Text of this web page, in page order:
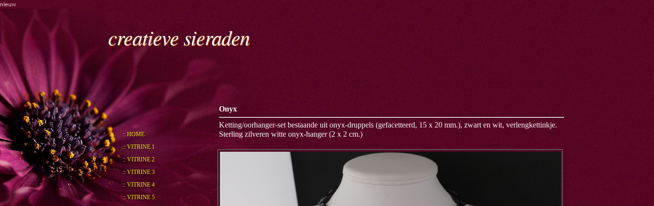
nieuw
creatieve sieraden
Onyx
Ketting/oorhanger-set bestaande uit onyx-druppels (gefacetteerd, 15 x 20 mm.), zwart en wit, verlengkettinkje.
Sterling zilveren witte onyx-hanger (2 x 2 cm.)
:: HOME
:: VITRINE 1
:: VITRINE 2
:: VITRINE 3
:: VITRINE 4
:: VITRINE 5